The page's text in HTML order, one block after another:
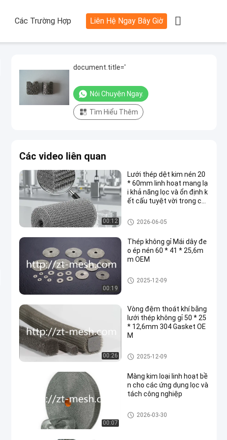
Các Trường Hợp Liên Hệ Ngay Bây Giờ 
document.title='
Nói Chuyện Ngay.
Tìm Hiểu Thêm
Các video liên quan
00:12
Lưới thép dệt kim nén 20
* 60mm linh hoạt mang lạ
i khả năng lọc và ổn định k
ết cấu tuyệt vời trong cá
Lưới dệt kim nén
2026-06-05
00:19
Thép không gỉ Mái dây đe
o ép nén 60 * 41 * 25,6m
m OEM
Lưới dệt kim nén
2025-12-09
00:26
Vòng đệm thoát khí bằng
lưới thép không gỉ 50 * 25
* 12,6mm 304 Gasket OE
M
Lưới dệt kim nén
2025-12-09
00:07
Màng kim loại linh hoạt bề
n cho các ứng dụng lọc và
tách công nghiệp
Lưới dệt kim nén
2026-03-30